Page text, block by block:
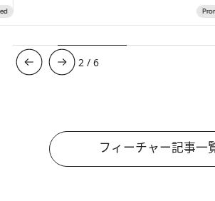
3 /6
フィーチャー記事一